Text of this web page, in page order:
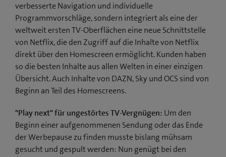
verbesserte Navigation und individuelle
Programmvorschläge, sondern integriert als eine der
weltweit ersten TV-Oberflächen eine neue Schnittstelle
von Netflix, die den Zugriff auf die Inhalte von Netflix
direkt über den Homescreen ermöglicht. Kunden haben
so die besten Inhalte aus allen Welten in einer einzigen
Übersicht. Auch Inhalte von DAZN, Sky und OCS sind von
Beginn an Teil des Homescreens.
"Play next" für ungestörtes TV-Vergnügen: Um den
Beginn einer aufgenommenen Sendung oder das Ende
der Werbepause zu finden musste bislang mühsam
gesucht und gespult werden: Nun genügt bei den